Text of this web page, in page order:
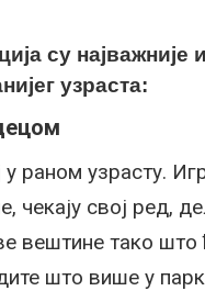
су
узраста:
раном узрасту.
чекају свој ред,
вештине тако што
што више у